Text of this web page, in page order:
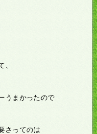
、
うまかったので
さってのは